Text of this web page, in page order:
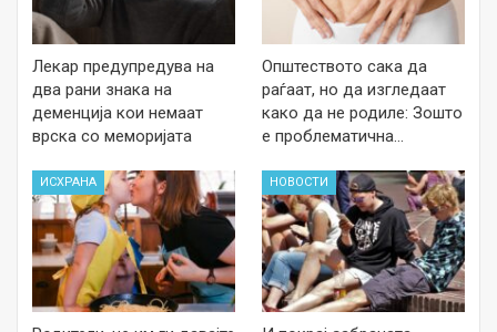
Лекар предупредува на
два рани знака на
деменција кои немаат
врска со меморијата
Општеството сака да
раѓаат, но да изгледаат
како да не родиле: Зошто
е проблематична…
ИСХРАНА НОВОСТИ